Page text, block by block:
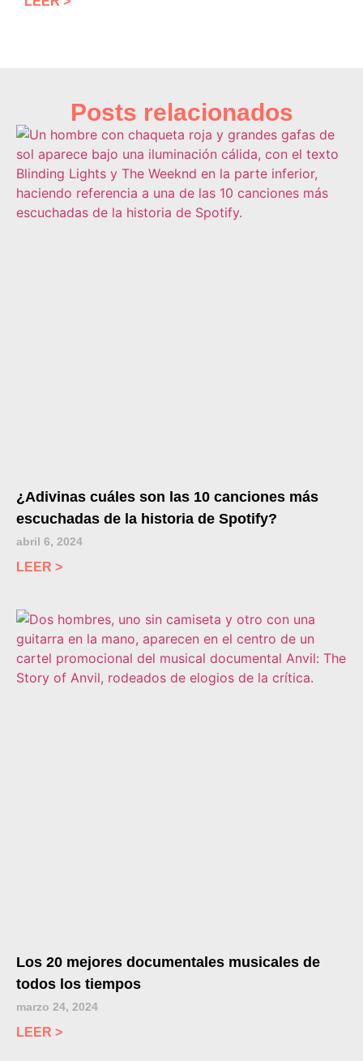
Posts relacionados
¿Adivinas cuáles son las 10 canciones más
escuchadas de la historia de Spotify?
abril 6, 2024
LEER >
Los 20 mejores documentales musicales de
todos los tiempos
marzo 24, 2024
LEER >